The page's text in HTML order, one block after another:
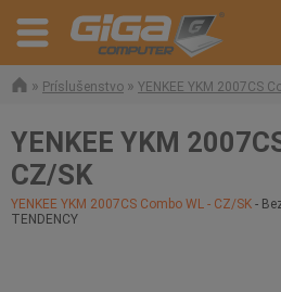
» Príslušenstvo » YENKEE YKM 2007CS
YENKEE YKM
CZ/SK
YENKEE YKM 2007CS Combo WL - CZ/SK -
TENDENCY